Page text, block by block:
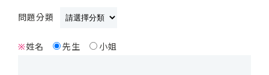
問題分類
※姓名 先生 小姐